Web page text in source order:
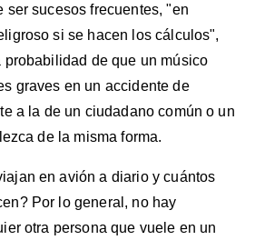
ser sucesos frecuentes, "en
si se hacen los cálculos",
probabilidad de que un músico
graves en un accidente de
a la de un ciudadano común o un
de la misma forma.
en avión a diario y cuántos
Por lo general, no hay
otra persona que vuele en un